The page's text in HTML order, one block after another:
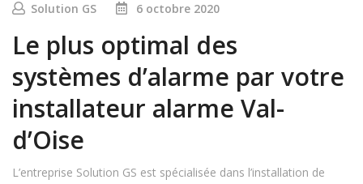
Solution GS 6 octobre 2020
Le plus optimal des
systèmes d’alarme par votre
installateur alarme Val-
d’Oise
L’entreprise Solution GS est spécialisée dans l’installation de